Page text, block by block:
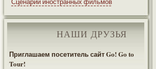
НАШИ ДРУЗЬЯ
Приглашаем посетитель сайт Go! Go to
Tour!